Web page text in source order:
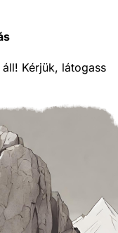
Kérjük, látogass